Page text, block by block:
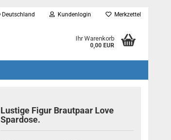
Deutschland Kundenlogin Merkzettel
Ihr Warenkorb
0,00 EUR
Lustige Figur Brautpaar Love
Spardose.